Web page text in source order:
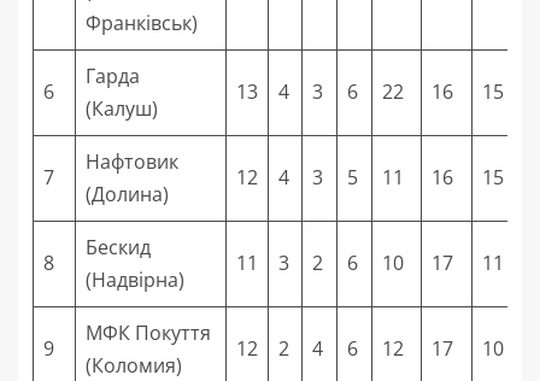
Франківськ)
6
Гарда
(Калуш)
13 4 3 6 22 16 15
7
Нафтовик
(Долина)
12 4 3 5 11 16 15
8
Бескид
(Надвірна)
11 3 2 6 10 17 11
9
МФК Покуття
(Коломия)
12 2 4 6 12 17 10